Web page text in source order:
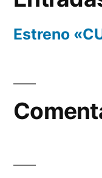
Estreno